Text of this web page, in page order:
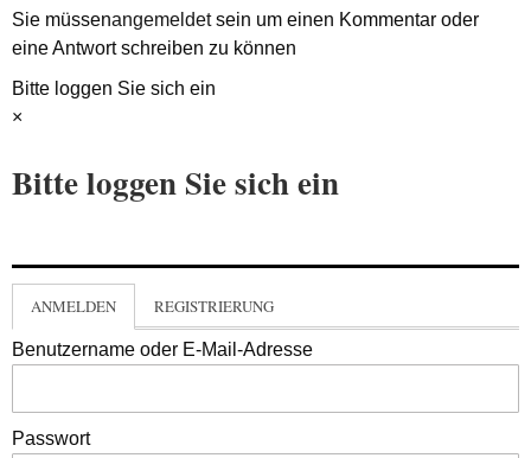
Sie müssenangemeldetsein um einen Kommentar oder
eine Antwort schreiben zu können
Bitte loggen Sie sich ein
×
Bitte loggen Sie sich ein
ANMELDEN REGISTRIERUNG
Benutzername oder E-Mail-Adresse
Passwort